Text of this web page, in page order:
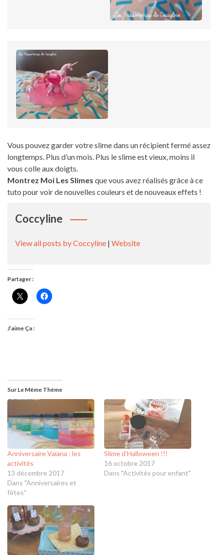
Vous pouvez garder votre slime dans un récipient fermé assez
longtemps. Plus d’un mois. Plus le slime est vieux, moins il
vous colle aux doigts.
Montrez Moi Les Slimes que vous avez réalisés grâce à ce
tuto pour voir de nouvelles couleurs et de nouveaux effets !
Coccyline
View all posts by Coccyline | Website
Partager :
J’aime Ça :
Sur Le Même Thème
Anniversaire Vaiana : les
activités
13 décembre 2017
Dans "Anniversaires et
fêtes"
Slime d’Halloween !!!
16 octobre 2017
Dans "Activités pour enfant"